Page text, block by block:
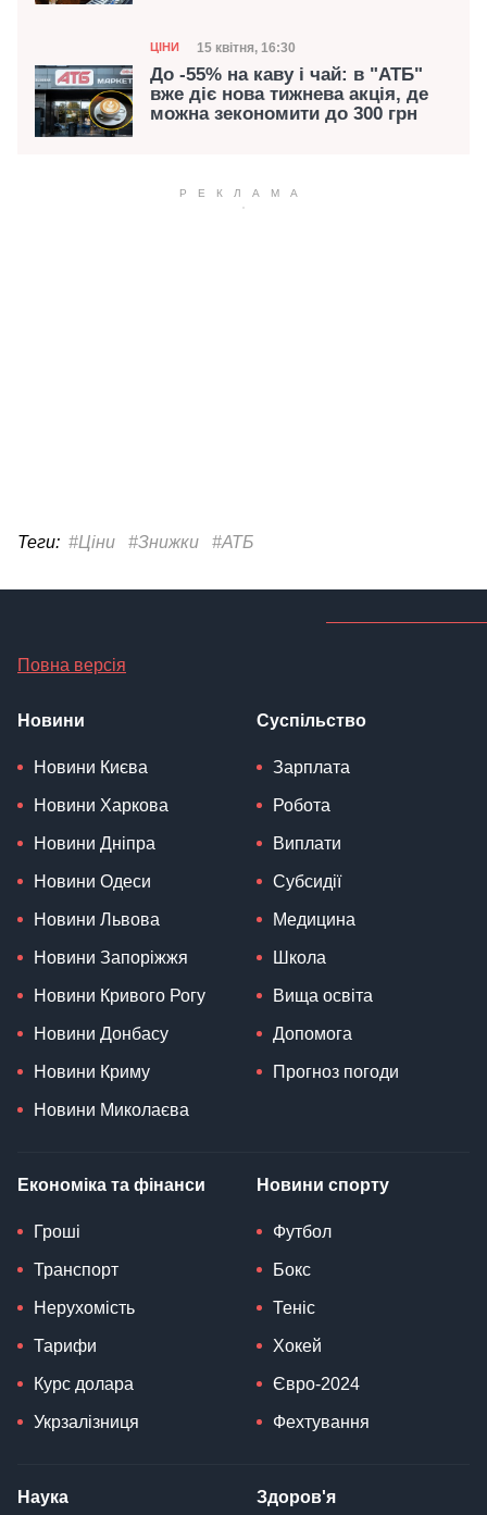
Категорія
ЦІНИ Дата публікації
15 квітня, 16:30
До -55% на каву і чай: в "АТБ"
вже діє нова тижнева акція, де
можна зекономити до 300 грн
Теги: #Ціни #Знижки #АТБ
Повна версія
Новини
Новини Києва
Новини Харкова
Новини Дніпра
Новини Одеси
Новини Львова
Новини Запоріжжя
Новини Кривого Рогу
Новини Донбасу
Новини Криму
Новини Миколаєва
Суспільство
Зарплата
Робота
Виплати
Субсидії
Медицина
Школа
Вища освіта
Допомога
Прогноз погоди
Економіка та фінанси
Гроші
Транспорт
Нерухомість
Тарифи
Курс долара
Укрзалізниця
Новини спорту
Футбол
Бокс
Теніс
Хокей
Євро-2024
Фехтування
Наука Здоров'я